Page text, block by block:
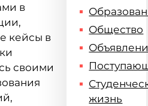
в
кейсы в
своими
Общество
жизнь